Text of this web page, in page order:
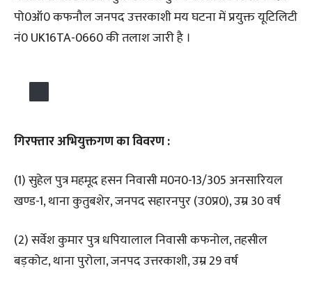
पो0ऑ0 कफनौल जनपद उत्तरकाशी मय घटना में प्रयुक्त यूटिलिटी
नं0 UK16TA-0660 की तलाश जारी है ।
गिरफ्तार अभियुक्तगण का विवरण :
(1) सुहेल पुत्र महमूद हसन निवासी म0न0-13/305 अनसारियल
खण्ड-1, थाना कुतुबशेर, जनपद सहारनपुर (उ0प्र0), उम्र 30 वर्ष
(2) सर्वेश कुमार पुत्र धपियालाल निवासी कफनोल, तहसील
बड़कोट, थाना पुरोला, जनपद उत्तरकाशी, उम्र 29 वर्ष